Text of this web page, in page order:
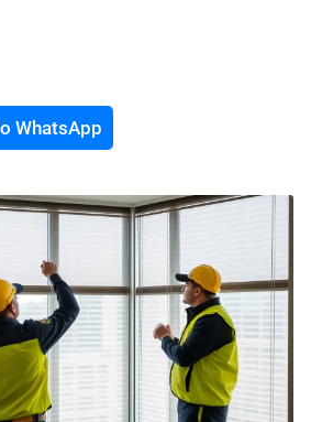
WhatsApp